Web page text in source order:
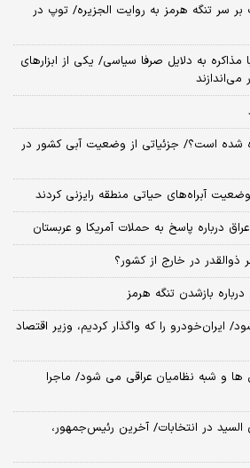
بر سر تنگه هرمز به روایت الجزیره/ توپ در
مذاکره به دلایل صرفا سیاسی/ یکی از ابزارهای
است؟/ جزئیاتی از وضعیت آبی کشور در
آبراه‌های حیاتی منطقه رایزنی کردند
درباره پاسخ به حملات آمریکا و عربستان
ذوالقدر در خارج از کشور؟
بازشدن تنگه هرمز
ایران‌خودرو را که واگذار کردیم، وزیر اقتصاد
ها و شبه نظامیان عراقی می شود/ ماجرا
در انتخابات/ آخرین رئیس‌جمهور،